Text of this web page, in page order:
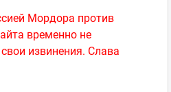
Мордора против
временно не
извинения. Слава